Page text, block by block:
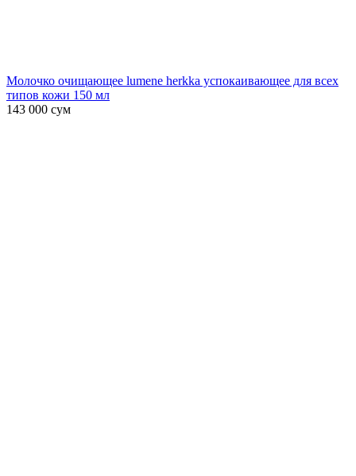
Молочко очищающее lumene herkka успокаивающее для всех
типов кожи 150 мл
143 000 сум